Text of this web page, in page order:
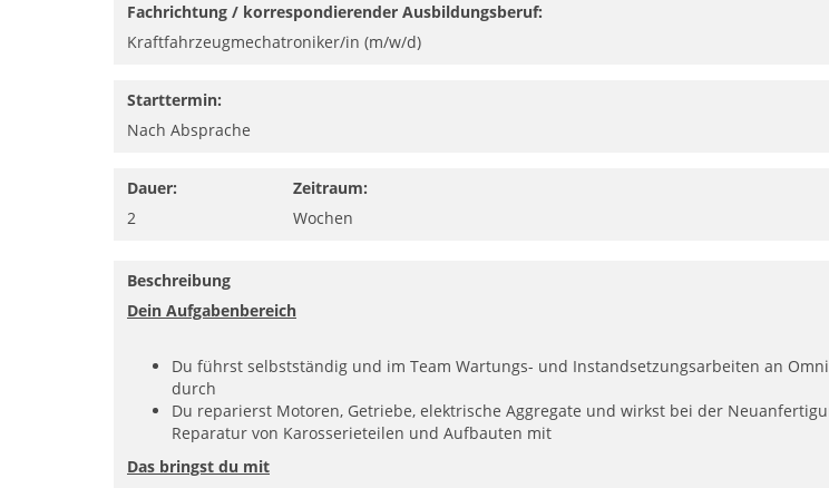
Fachrichtung / korrespondierender Ausbildungsberuf:
Kraftfahrzeugmechatroniker/in (m/w/d)
Starttermin:
Nach Absprache
Dauer:
2
Zeitraum:
Wochen
Beschreibung
Dein Aufgabenbereich
Du führst selbstständig und im Team Wartungs- und Instandsetzungsarbeiten an
durch
Du reparierst Motoren, Getriebe, elektrische Aggregate und wirkst bei der
Reparatur von Karosserieteilen und Aufbauten mit
Das bringst du mit